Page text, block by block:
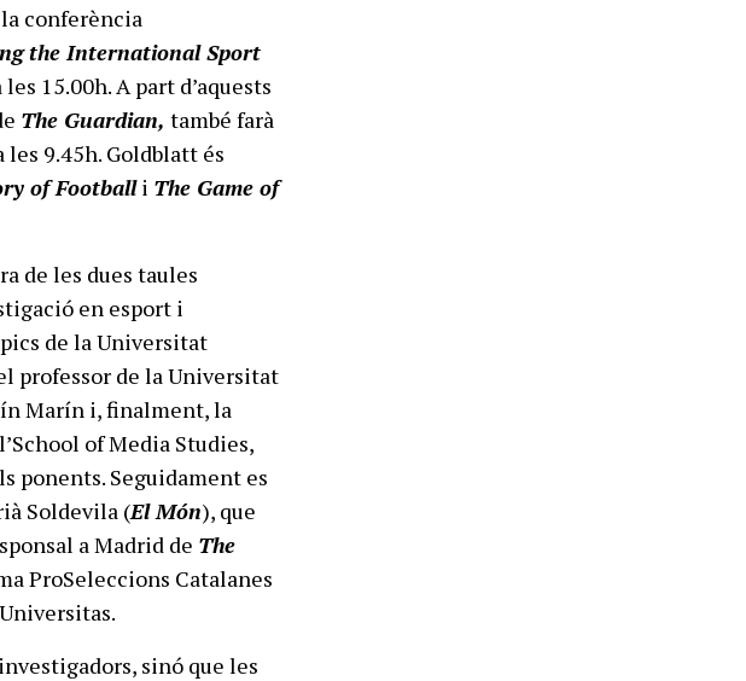
conferència
the International Sport
15.00h. A part d’aquests
The Guardian, també farà
9.45h. Goldblatt és
of Footballi The Game of
de les dues taules
en esport i
de la Universitat
professor de la Universitat
Marín i, finalment, la
of Media Studies,
ponents. Seguidament es
Soldevila (El Món), que
a Madrid de The
ProSeleccions Catalanes
sinó que les